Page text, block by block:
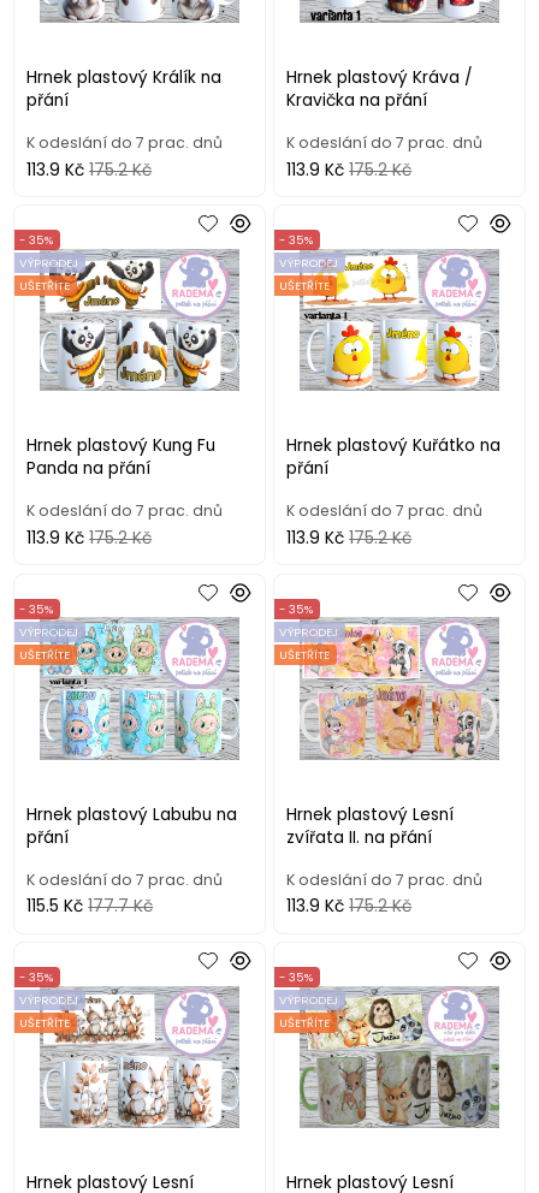
Hrnek plastový Králík na
přání
K odeslání do 7 prac. dnů
113.9 Kč 175.2 Kč
Hrnek plastový Kráva /
Kravička na přání
K odeslání do 7 prac. dnů
113.9 Kč 175.2 Kč
Hrnek plastový Kung Fu
Panda na přání
- 35%
VÝPRODEJ
UŠETŘÍTE
K odeslání do 7 prac. dnů
113.9 Kč 175.2 Kč
Hrnek plastový Kuřátko na
přání
- 35%
VÝPRODEJ
UŠETŘÍTE
K odeslání do 7 prac. dnů
113.9 Kč 175.2 Kč
Hrnek plastový Labubu na
přání
- 35%
VÝPRODEJ
UŠETŘÍTE
K odeslání do 7 prac. dnů
115.5 Kč 177.7 Kč
Hrnek plastový Lesní
zvířata II. na přání
- 35%
VÝPRODEJ
UŠETŘÍTE
K odeslání do 7 prac. dnů
113.9 Kč 175.2 Kč
Hrnek plastový Lesní
- 35%
VÝPRODEJ
UŠETŘÍTE
Hrnek plastový Lesní
- 35%
VÝPRODEJ
UŠETŘÍTE